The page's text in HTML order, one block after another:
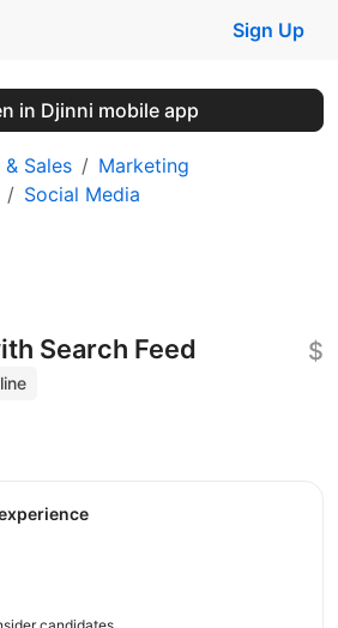
Sign Up
in Djinni mobile app
Sales
Marketing
Social Media
Search Feed
$
experience